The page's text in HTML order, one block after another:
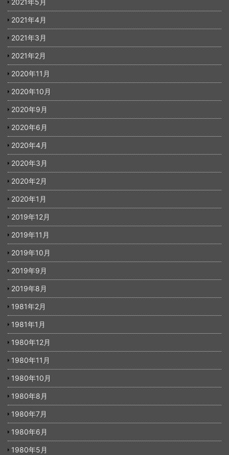
2021年5月
2021年4月
2021年3月
2021年2月
2020年11月
2020年10月
2020年9月
2020年6月
2020年4月
2020年3月
2020年2月
2020年1月
2019年12月
2019年11月
2019年10月
2019年9月
2019年8月
1981年2月
1981年1月
1980年12月
1980年11月
1980年10月
1980年8月
1980年7月
1980年6月
1980年5月